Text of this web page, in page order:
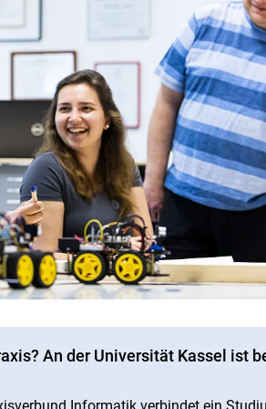
An der Universität Kassel ist
Informatik verbindet ein